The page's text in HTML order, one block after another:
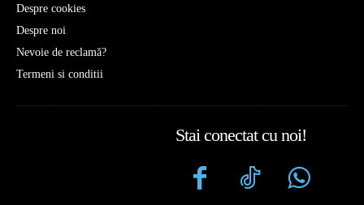
Despre cookies
Despre noi
Nevoie de reclamă?
Termeni si conditii
Stai conectat cu noi!